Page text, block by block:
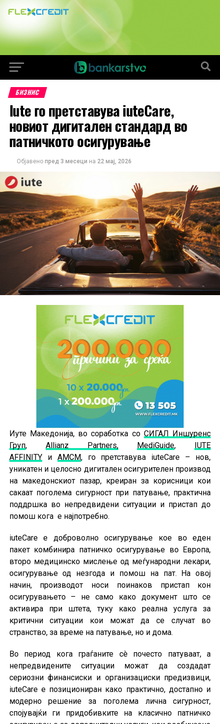
БИЗНИС
Iute го претставува iuteCare,
новиот дигитален стандард во
патничкото осигурување
Објавено пред 3 месеци на 22 мај, 2026
Иуте Македонија, во соработка соСИГАЛ Иншуренс
Груп, Allianz Partners, MediGuide,
IUTE
AFFINITYи АМСМ, го претставува iuteCare – нов,
уникатен и целосно дигитален осигурителен производ
на македонскиот пазар, креиран за корисници кои
сакаат поголема сигурност при патување, практична
поддршка во непредвидени ситуации и пристап до
помош кога е најпотребно.
iuteCare е доброволно осигурување кое во еден
пакет комбинира патничко осигурување во Европа,
второ медицинско мислење од меѓународни лекари,
осигурување од незгода и помош на пат. На овој
начин, производот носи поинаков пристап кон
осигурувањето – не само како документ што се
активира при штета, туку како реална услуга за
критични ситуации кои можат да се случат во
странство, за време на патување, но и дома.
Во период кога граѓаните сè почесто патуваат, а
непредвидените ситуации можат да создадат
сериозни финансиски и организациски предизвици,
iuteCare е позициониран како практично, достапно и
модерно решение за поголема лична сигурност,
спојувајќи ги придобивките на класично патничко